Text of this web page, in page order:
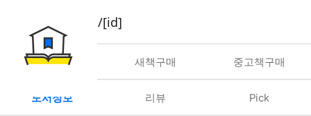
book/rent/[id]
대여 새책구매 중고책구매
도서정보 리뷰 Pick